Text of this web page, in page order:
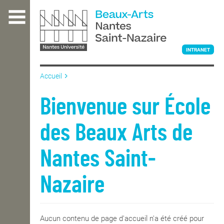
contenu
L'ÉCOLE
ENSEIGNEMENT
INTERNATIONAL
INTRANET
Accueil
Bienvenue sur École
des Beaux Arts de
Nantes Saint-
Nazaire
Aucun contenu de page d'accueil n'a été créé pour